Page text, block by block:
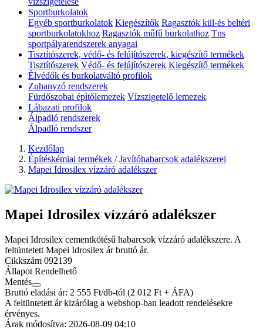
Sportburkolatok
Egyéb sportburkolatok Kiegészítők Ragasztók kül-és beltéri
sportburkolatokhoz Ragasztók műfű burkolathoz Tns
sportpályarendszerek anyagai
Tisztítószerek, védő- és felújítószerek, kiegészítő termékek
Tisztítószerek Védő- és felújítószerek Kiegészítő termékek
Élvédők és burkolatváltó profilok
Zuhanyzó rendszerek
Fürdőszobai építőlemezek Vízszigetelő lemezek
Lábazati profilok
Álpadló rendszerek
Álpadló rendszer
Kezdőlap
Építéskémiai termékek /Javítóhabarcsok adalékszerei
Mapei Idrosilex vízzáró adalékszer
Mapei Idrosilex vízzáró adalékszer
Mapei Idrosilex cementkötésű habarcsok vízzáró adalékszere. A
feltüntetett Mapei Idrosilex ár bruttó ár.
Cikkszám 092139
Állapot Rendelhető
Mentés
Bruttó eladási ár: 2 555 Ft/db-tól (2 012 Ft + ÁFA)
A feltüntetett ár kizárólag a webshop-ban leadott rendelésekre
érvényes.
Árak módosítva: 2026-08-09 04:10